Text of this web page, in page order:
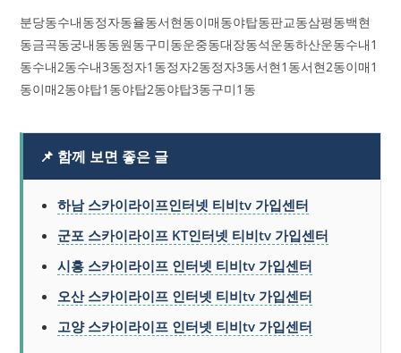
분당동수내동정자동율동서현동이매동야탑동판교동삼평동백현
동금곡동궁내동동원동구미동운중동대장동석운동하산운동수내1
동수내2동수내3동정자1동정자2동정자3동서현1동서현2동이매1
동이매2동야탑1동야탑2동야탑3동구미1동
📌 함께 보면 좋은 글
하남 스카이라이프인터넷 티비tv 가입센터
군포 스카이라이프 KT인터넷 티비tv 가입센터
시흥 스카이라이프 인터넷 티비tv 가입센터
오산 스카이라이프 인터넷 티비tv 가입센터
고양 스카이라이프 인터넷 티비tv 가입센터